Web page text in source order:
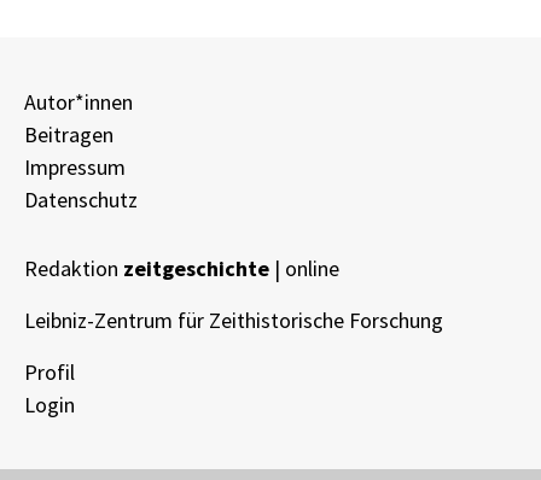
Autor*innen
Beitragen
Impressum
Datenschutz
Redaktion zeitgeschichte | online
Leibniz-Zentrum für Zeithistorische Forschung
Profil
Login